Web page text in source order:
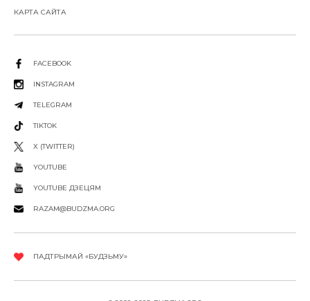
КАРТА САЙТА
FACEBOOK
INSTAGRAM
TELEGRAM
TIKTOK
X (TWITTER)
YOUTUBE
YOUTUBE ДЗЕЦЯМ
RAZAM@BUDZMA.ORG
ПАДТРЫМАЙ «БУДЗЬМУ»